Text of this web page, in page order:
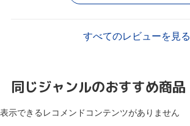
すべてのレビューを見る
同じジャンルのおすすめ商品
表示できるレコメンドコンテンツがありません